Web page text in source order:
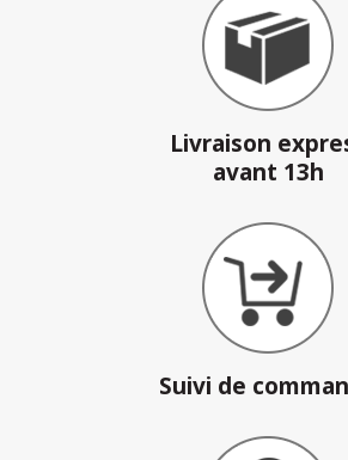
Livraison
avant 13h
Suivi de